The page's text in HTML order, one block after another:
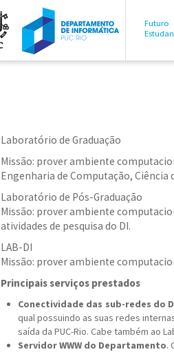
Futuro
Laboratório de Graduação
Missão: prover ambiente
Engenharia de Computação,
Laboratório de Pós-Graduação
Missão: prover ambiente
atividades de pesquisa do DI.
LAB-DI
Missão: prover ambiente
Principais serviços prestados
Conectividade das sub-redes do
qual possuindo as suas redes
saída da PUC-Rio. Cabe também ao
Servidor WWW do Departamento.